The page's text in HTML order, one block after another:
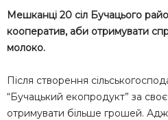
Мешканці 20 сіл Бучацього
кооператив, аби отримувати
молоко.
Після створення
“Бучацький екопродукт” за
отримувати більше грошей.